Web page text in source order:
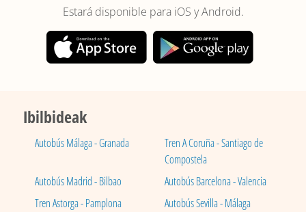
Estará disponible para iOS y Android.
Ibilbideak
Autobús Málaga - Granada
Tren A Coruña - Santiago de
Compostela
Autobús Madrid - Bilbao
Autobús Barcelona - Valencia
Tren Astorga - Pamplona
Autobús Sevilla - Málaga